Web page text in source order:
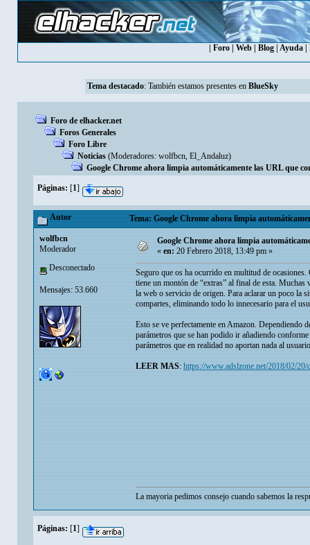
Foro| Web| Blog| Ayuda|
Tema destacado: También estamos presentes en BlueSky
Foro de elhacker.net
Foros Generales
Foro Libre
Noticias (Moderadores: wolfbcn, El_Andaluz)
Google Chrome ahora limpia automáticamente las URL que
Páginas: [1]
Autor Tema: Google Chrome ahora limpia
wolfbcn
Moderador
Desconectado
Mensajes: 53.660
Google Chrome ahora limpia
«en:20 Febrero 2018, 13:49 pm »
Seguro que os ha ocurrido en multitud de
tiene un montón de “extras” al final de esta.
la web o servicio de origen. Para aclarar un poco la
compartes, eliminando todo lo innecesario para el
Esto se ve perfectamente en Amazon.
parámetros que se han podido ir añadiendo
parámetros que en realidad no aportan nada al
LEER MAS:https://www.adslzone.net/2018/02/
La mayoria pedimos consejo cuando sabemos la
Páginas: [1]